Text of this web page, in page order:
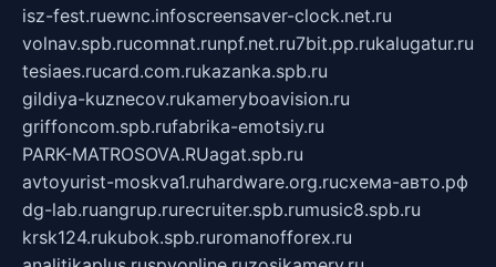
isz-fest.ruewnc.infoscreensaver-clock.net.ru
volnav.spb.rucomnat.runpf.net.ru7bit.pp.rukalugatur.ru
tesiaes.rucard.com.rukazanka.spb.ru
gildiya-kuznecov.rukameryboavision.ru
griffoncom.spb.rufabrika-emotsiy.ru
PARK-MATROSOVA.RUagat.spb.ru
avtoyurist-moskva1.ruhardware.org.ruсхема-авто.рф
dg-lab.ruangrup.rurecruiter.spb.rumusic8.spb.ru
krsk124.rukubok.spb.ruromanofforex.ru